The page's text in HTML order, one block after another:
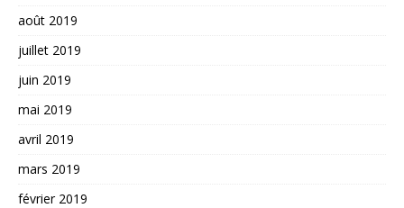
août 2019
juillet 2019
juin 2019
mai 2019
avril 2019
mars 2019
février 2019